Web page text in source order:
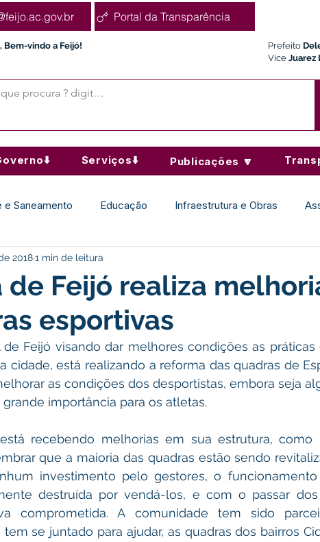
Portal da Transparência
Bem-vindo a Feijó! Prefeito
Vice Juarez
Serviços⬇️ Publicações 🔽
e Saneamento Educação Infraestrutura e Obras
Desporto Cultura e Lazer
Comemorativas Campanhas
Informativo e Convite Emenda Parlamentar Defesa
Eventos Esporte
de Feijó realiza
esportivas
20181 min de leitura
Feijó visando dar melhores condições as práticas
cidade, está realizando a reforma das quadras de
as condições dos desportistas, embora seja
importância para os atletas.
recebendo melhorias em sua estrutura, como
que a maioria das quadras estão sendo
investimento pelo gestores, o
destruída por vendá-los, e com o passar
comprometida. A comunidade tem sido
se juntado para ajudar, as quadras dos bairros